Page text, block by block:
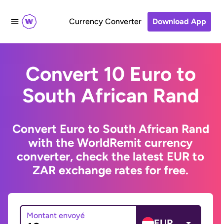
Currency Converter Download App
Convert 10 Euro to
South African Rand
Convert Euro to South African Rand
with the WorldRemit currency
converter, check the latest EUR to
ZAR exchange rates for free.
Montant envoyé